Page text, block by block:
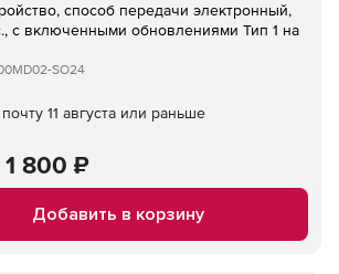
способ передачи электронный,
с включенными обновлениями Тип 1 на
SO24
11 августа или раньше
1 800 ₽
Добавить в корзину